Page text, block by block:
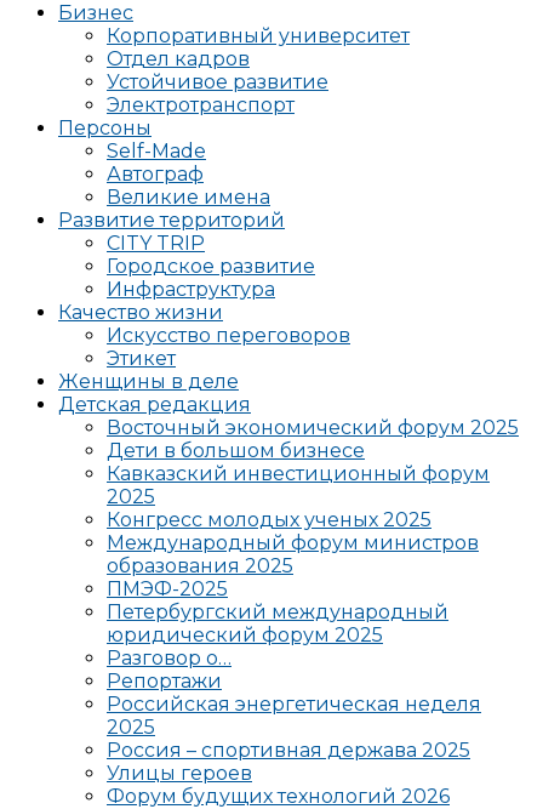
Бизнес
Корпоративный университет
Отдел кадров
Устойчивое развитие
Электротранспорт
Персоны
Self-Made
Автограф
Великие имена
Развитие территорий
CITY TRIP
Городское развитие
Инфраструктура
Качество жизни
Искусство переговоров
Этикет
Женщины в деле
Детская редакция
Восточный экономический форум 2025
Дети в большом бизнесе
Кавказский инвестиционный форум
2025
Конгресс молодых ученых 2025
Международный форум министров
образования 2025
ПМЭФ-2025
Петербургский международный
юридический форум 2025
Разговор о…
Репортажи
Российская энергетическая неделя
2025
Россия – спортивная держава 2025
Улицы героев
Форум будущих технологий 2026